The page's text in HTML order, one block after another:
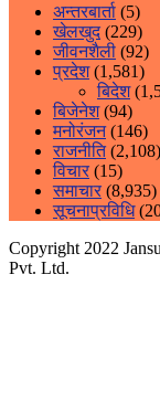
अन्तरबार्ता (5)
खेलखुद(229)
जीवनशैली (92)
प्रदेश(1,581)
बिदेश
बिजेनेश(94)
मनोरंजन(146)
राजनीति(2,108)
विचार(15)
समाचार(8,935)
सूचनाप्रविधि
Copyright 2022
Pvt. Ltd.